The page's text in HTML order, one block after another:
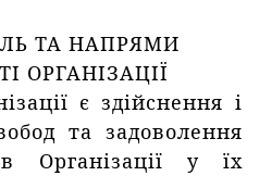
ТА НАПРЯМИ
ОРГАНІЗАЦІЇ
є здійснення і
та задоволення
Організації у їх